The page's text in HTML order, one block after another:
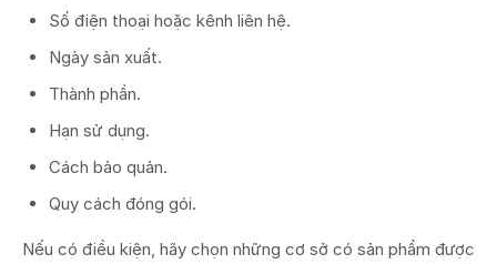
Số điện thoại hoặc kênh liên hệ.
Ngày sản xuất.
Thành phần.
Hạn sử dụng.
Cách bảo quản.
Quy cách đóng gói.
Nếu có điều kiện, hãy chọn những cơ sở có sản phẩm được